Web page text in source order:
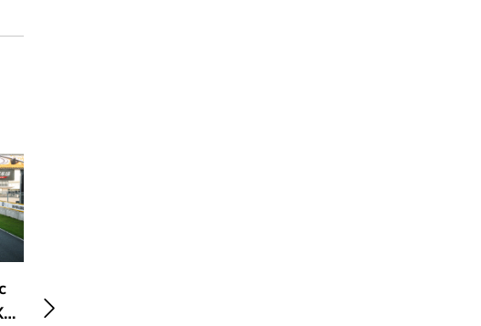
SANY Việt Nam : 27/7 –